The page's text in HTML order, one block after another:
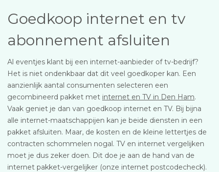
Goedkoop internet en tv
abonnement afsluiten
Al eventjes klant bij een internet-aanbieder of tv-bedrijf?
Het is niet ondenkbaar dat dit veel goedkoper kan. Een
aanzienlijk aantal consumenten selecteren een
gecombineerd pakket met internet en TV in Den Ham.
Vaak geniet je dan van goedkoop internet en TV. Bij bijna
alle internet-maatschappijen kan je beide diensten in een
pakket afsluiten. Maar, de kosten en de kleine lettertjes de
contracten schommelen nogal. TV en internet vergelijken
moet je dus zeker doen. Dit doe je aan de hand van de
internet pakket-vergelijker (onze internet postcodecheck).